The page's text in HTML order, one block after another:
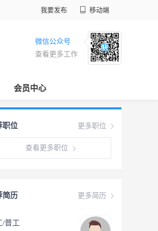
我要发布 移动端
微信公众号
查看更多工作
会员中心
更多职位
职位
查看更多职位
更多简历
简历
/普工